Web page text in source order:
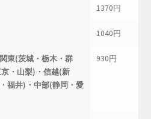
1370円
1040円
東(茨城・栃木・群
・山梨)・信越(新
福井)・中部(静岡・愛
930円